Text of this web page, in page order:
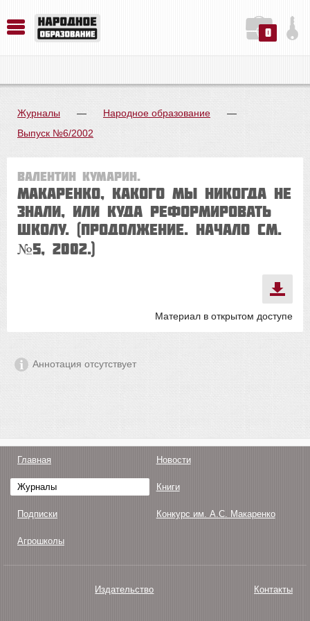
0
Журналы — Народное образование
—
Выпуск №6/2002
Валентин КУМАРИН.
Макаренко, какого мы никогда не
знали, или Куда реформировать
школу. (Продолжение. Начало см.
№5, 2002.)
Материал в открытом доступе
Аннотация отсутствует
Главная Новости
Журналы Книги
Подписки Конкурс им. А.С. Макаренко
Агрошколы
Издательство Контакты